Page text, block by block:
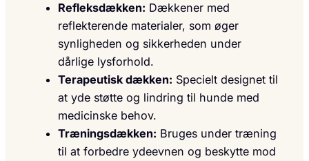
Refleksdækken: Dækkener med
reflekterende materialer, som øger
synligheden og sikkerheden under
dårlige lysforhold.
Terapeutisk dækken: Specielt designet til
at yde støtte og lindring til hunde med
medicinske behov.
Træningsdækken: Bruges under træning
til at forbedre ydeevnen og beskytte mod